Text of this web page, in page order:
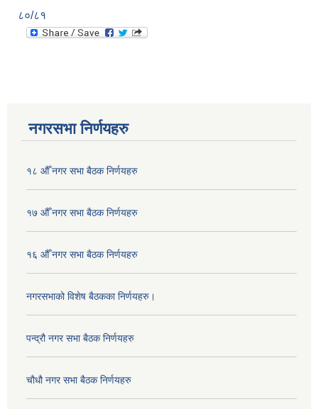
८०/८१
नगरसभा निर्णयहरु
१८ औँ नगर सभा बैठक निर्णयहरु
१७ औँ नगर सभा बैठक निर्णयहरु
१६ औँ नगर सभा बैठक निर्णयहरु
नगरसभाको विशेष बैठकका निर्णयहरु।
पन्द्रौ नगर सभा बैठक निर्णयहरु
चौधौ नगर सभा बैठक निर्णयहरु